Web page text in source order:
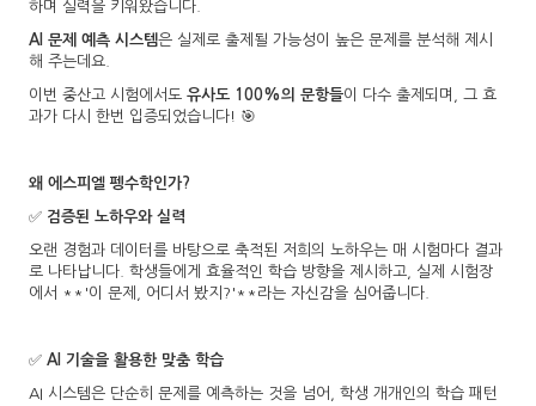
하며 실력을 키워왔습니다.
AI 문제 예측 시스템은 실제로 출제될 가능성이 높은 문제를 분석해 제시
해 주는데요.
이번 중산고 시험에서도유사도 100%의 문항들이 다수 출제되며, 그 효
과가 다시 한번 입증되었습니다! 🎯
왜 에스피엘 펭수학인가?
✅ 검증된 노하우와 실력
오랜 경험과 데이터를 바탕으로 축적된 저희의 노하우는 매 시험마다 결과
로 나타납니다. 학생들에게 효율적인 학습 방향을 제시하고, 실제 시험장
에서 **'이 문제, 어디서 봤지?'**라는 자신감을 심어줍니다.
✅AI 기술을 활용한 맞춤 학습
AI 시스템은 단순히 문제를 예측하는 것을 넘어, 학생 개개인의 학습 패턴